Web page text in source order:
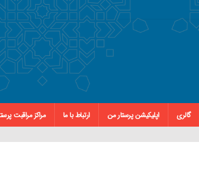
گالری اپلیکیشن پرستار من ارتباط با ما مراکز مراقبت